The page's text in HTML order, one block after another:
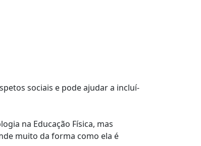
sociais e pode ajudar a incluí-
na Educação Física, mas
muito da forma como ela é